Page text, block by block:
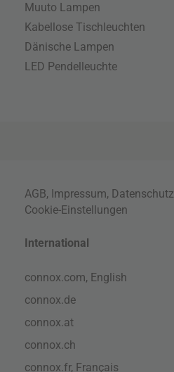
Muuto Lampen
Kabellose Tischleuchten
Dänische Lampen
LED Pendelleuchte
AGB, Impressum, Datenschutz
Cookie-Einstellungen
International
connox.com, English
connox.de
connox.at
connox.ch
connox.fr, Français